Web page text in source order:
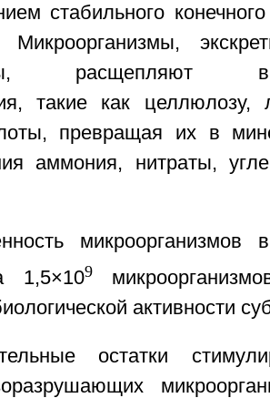
стабильного
Микроорганизмы,
расщепляют
такие как целлюлозу,
превращая их в
аммония, нитраты,
микроорганизмов
1,5×109
активности
остатки